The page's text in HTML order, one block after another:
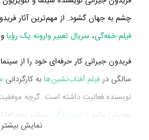
چشم به جهان گشود. از مهم‌ترین آثار
فیلم خفه‌گی، سریال تعبیر وارونه یک رؤیاو
سالگی درفیلم آفتاب‌نشین‌هابه کارگردانی
نویسنده فعالیت داشته است. گرچه
بعدیش مانند فیلم خفه‌گی
، بیشتر نبود
محسوب می‌شود و همکاری با هنرمندانی
نمایش بیشتر